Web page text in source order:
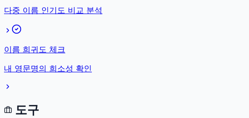
다중 이름 인기도 비교 분석
이름 희귀도 체크
내 영문명의 희소성 확인
도구